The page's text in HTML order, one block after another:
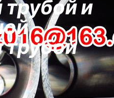
трубой и
трубой